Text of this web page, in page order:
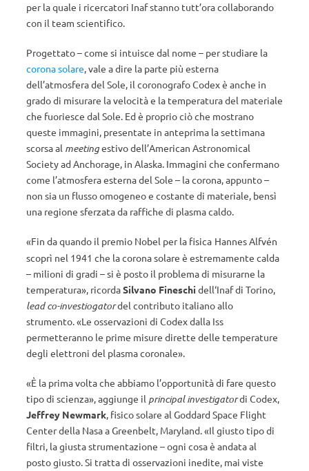
per la quale i ricercatori Inaf stanno tutt’ora collaborando
con il team scientifico.
Progettato – come si intuisce dal nome – per studiare la
corona solare, vale a dire la parte più esterna
dell’atmosfera del Sole, il coronografo Codex è anche in
grado di misurare la velocità e la temperatura del materiale
che fuoriesce dal Sole. Ed è proprio ciò che mostrano
queste immagini, presentate in anteprima la settimana
scorsa al meetingestivo dell’American Astronomical
Society ad Anchorage, in Alaska. Immagini che confermano
come l’atmosfera esterna del Sole – la corona, appunto –
non sia un flusso omogeneo e costante di materiale, bensì
una regione sferzata da raffiche di plasma caldo.
«Fin da quando il premio Nobel per la fisica Hannes Alfvén
scoprì nel 1941 che la corona solare è estremamente calda
– milioni di gradi – si è posto il problema di misurarne la
temperatura», ricordaSilvano Fineschi dell‘Inaf di Torino,
lead co-investiogatordel contributo italiano allo
strumento. «Le osservazioni di Codex dalla Iss
permetteranno le prime misure dirette delle temperature
degli elettroni del plasma coronale».
«È la prima volta che abbiamo l’opportunità di fare questo
tipo di scienza», aggiunge il principal investigatordi Codex,
Jeffrey Newmark, fisico solare al Goddard Space Flight
Center della Nasa a Greenbelt, Maryland. «Il giusto tipo di
filtri, la giusta strumentazione – ogni cosa è andata al
posto giusto. Si tratta di osservazioni inedite, mai viste